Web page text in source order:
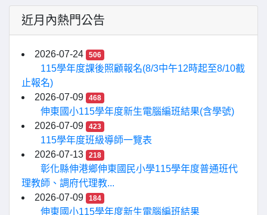
近月內熱門公告
2026-07-24 506
115學年度課後照顧報名(8/3中午12時起至8/10截
止報名)
2026-07-09
468
伸東國小115學年度新生電腦編班結果(含學號)
2026-07-09
423
115學年度班級導師一覽表
2026-07-13
218
彰化縣伸港鄉伸東國民小學115學年度普通班代
理教師、調府代理教...
2026-07-09
184
伸東國小115學年度新生電腦編班結果